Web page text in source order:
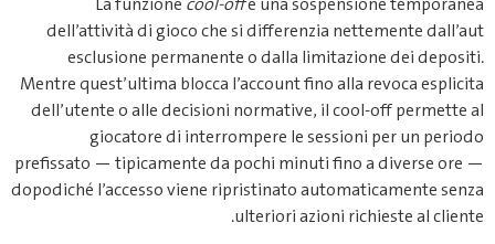
dell’attività di gioco che si differenzia nettemente dall’aut
esclusione permanente o dalla limitazione dei depositi.
Mentre quest’ultima blocca l’account fino alla revoca esplicita
dell’utente o alle decisioni normative, il cool‑off permette al
giocatore di interrompere le sessioni per un periodo
prefissato — tipicamente da pochi minuti fino a diverse ore —
dopodiché l’accesso viene ripristinato automaticamente senza
ulteriori azioni richieste al cliente.